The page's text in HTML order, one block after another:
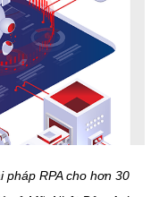
VBQPPL
pháp RPA cho hơn 30